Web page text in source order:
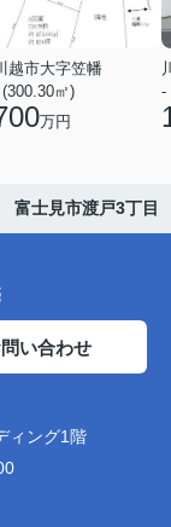
越市大字笠幡
㎡)
万円
-
士見市渡戸3丁目
い合わせ
ィング1階